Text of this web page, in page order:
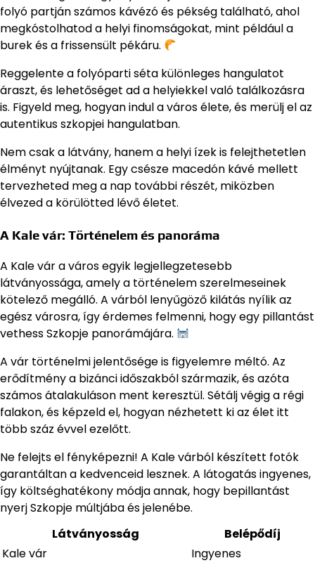
folyó partján számos kávézó és pékség található, ahol
megkóstolhatod a helyi finomságokat, mint például a
burek és a frissensült pékáru.
Reggelente a folyóparti séta különleges hangulatot
áraszt, és lehetőséget ad a helyiekkel való találkozásra
is. Figyeld meg, hogyan indul a város élete, és merülj el az
autentikus szkopjei hangulatban.
Nem csak a látvány, hanem a helyi ízek is felejthetetlen
élményt nyújtanak. Egy csésze macedón kávé mellett
tervezheted meg a nap további részét, miközben
élvezed a körülötted lévő életet.
A Kale vár: Történelem és panoráma
A Kale vár a város egyik legjellegzetesebb
látványossága, amely a történelem szerelmeseinek
kötelező megálló. A várból lenyűgöző kilátás nyílik az
egész városra, így érdemes felmenni, hogy egy pillantást
vethess Szkopje panorámájára.
A vár történelmi jelentősége is figyelemre méltó. Az
erődítmény a bizánci időszakból származik, és azóta
számos átalakuláson ment keresztül. Sétálj végig a régi
falakon, és képzeld el, hogyan nézhetett ki az élet itt
több száz évvel ezelőtt.
Ne felejts el fényképezni! A Kale várból készített fotók
garantáltan a kedvenceid lesznek. A látogatás ingyenes,
így költséghatékony módja annak, hogy bepillantást
nyerj Szkopje múltjába és jelenébe.
Látványosság
Belépődíj
Kale vár
Ingyenes